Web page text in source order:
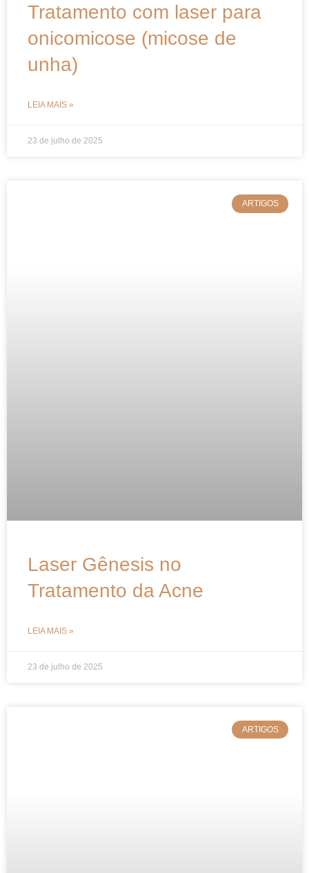
Tratamento com laser para
onicomicose (micose de
unha)
LEIA MAIS »
23 de julho de 2025
ARTIGOS
Laser Gênesis no
Tratamento da Acne
LEIA MAIS »
23 de julho de 2025
ARTIGOS